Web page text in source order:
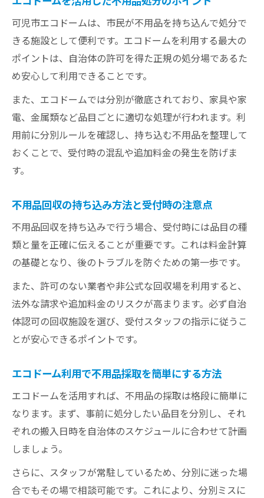
可児市エコドームは、市民が不用品を持ち込んで処分で
きる施設として便利です。エコドームを利用する最大の
ポイントは、自治体の許可を得た正規の処分場であるた
め安心して利用できることです。
また、エコドームでは分別が徹底されており、家具や家
電、金属類など品目ごとに適切な処理が行われます。利
用前に分別ルールを確認し、持ち込む不用品を整理して
おくことで、受付時の混乱や追加料金の発生を防げま
す。
不用品回収の持ち込み方法と受付時の注意点
不用品回収を持ち込みで行う場合、受付時には品目の種
類と量を正確に伝えることが重要です。これは料金計算
の基礎となり、後のトラブルを防ぐための第一歩です。
また、許可のない業者や非公式な回収場を利用すると、
法外な請求や追加料金のリスクが高まります。必ず自治
体認可の回収施設を選び、受付スタッフの指示に従うこ
とが安心できるポイントです。
エコドーム利用で不用品採取を簡単にする方法
エコドームを活用すれば、不用品の採取は格段に簡単に
なります。まず、事前に処分したい品目を分別し、それ
ぞれの搬入日時を自治体のスケジュールに合わせて計画
しましょう。
さらに、スタッフが常駐しているため、分別に迷った場
合でもその場で相談可能です。これにより、分別ミスに